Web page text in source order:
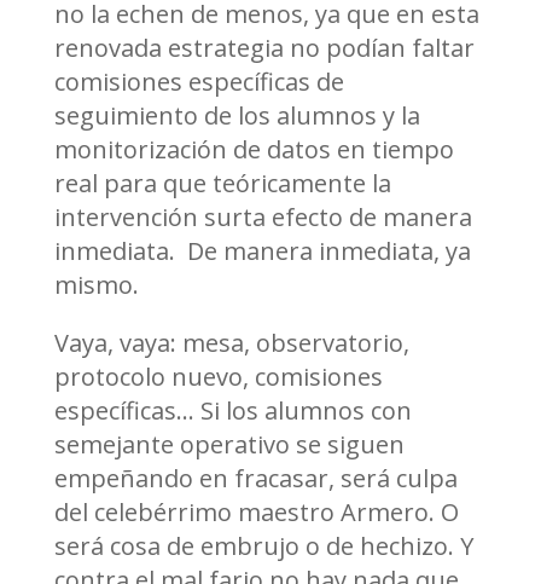
no la echen de menos, ya que en esta
renovada estrategia no podían faltar
comisiones específicas de
seguimiento de los alumnos y la
monitorización de datos en tiempo
real para que teóricamente la
intervención surta efecto de manera
inmediata. De manera inmediata, ya
mismo.
Vaya, vaya: mesa, observatorio,
protocolo nuevo, comisiones
específicas… Si los alumnos con
semejante operativo se siguen
empeñando en fracasar, será culpa
del celebérrimo maestro Armero. O
será cosa de embrujo o de hechizo. Y